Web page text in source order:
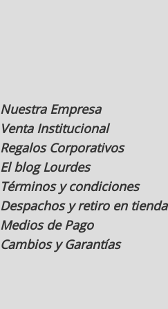
Nuestra Empresa
Venta Institucional
Regalos Corporativos
El blog Lourdes
Términos y condiciones
Despachos y retiro en tienda
Medios de Pago
Cambios y Garantías